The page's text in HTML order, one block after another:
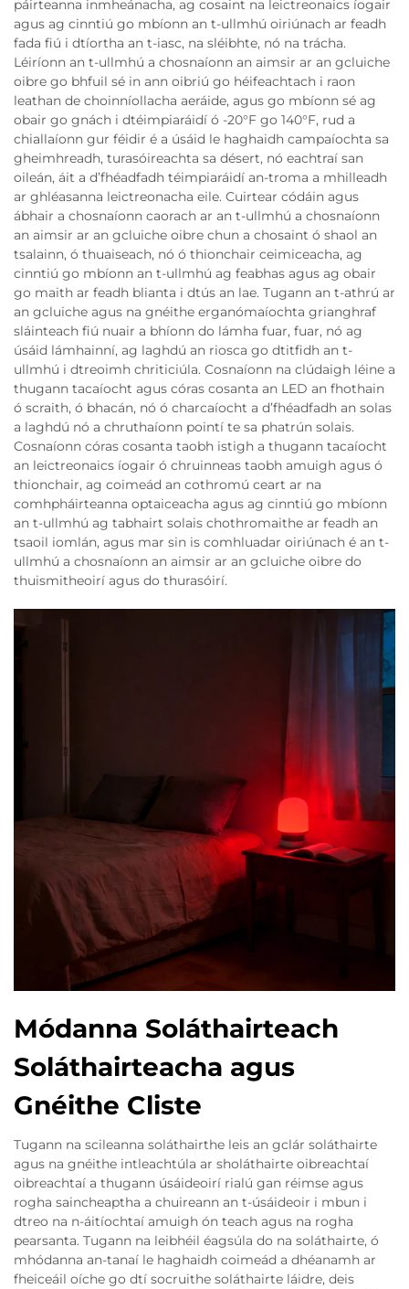
páirteanna inmheánacha, ag cosaint na leictreonaics íogair
agus ag cinntiú go mbíonn an t-ullmhú oiriúnach ar feadh
fada fiú i dtíortha an t-iasc, na sléibhte, nó na trácha.
Léiríonn an t-ullmhú a chosnaíonn an aimsir ar an gcluiche
oibre go bhfuil sé in ann oibriú go héifeachtach i raon
leathan de choinníollacha aeráide, agus go mbíonn sé ag
obair go gnách i dtéimpiaráidí ó -20°F go 140°F, rud a
chiallaíonn gur féidir é a úsáid le haghaidh campaíochta sa
gheimhreadh, turasóireachta sa désert, nó eachtraí san
oileán, áit a d’fhéadfadh téimpiaráidí an-troma a mhilleadh
ar ghléasanna leictreonacha eile. Cuirtear códáin agus
ábhair a chosnaíonn caorach ar an t-ullmhú a chosnaíonn
an aimsir ar an gcluiche oibre chun a chosaint ó shaol an
tsalainn, ó thuaiseach, nó ó thionchair ceimiceacha, ag
cinntiú go mbíonn an t-ullmhú ag feabhas agus ag obair
go maith ar feadh blianta i dtús an lae. Tugann an t-athrú ar
an gcluiche agus na gnéithe erganómaíochta grianghraf
sláinteach fiú nuair a bhíonn do lámha fuar, fuar, nó ag
úsáid lámhainní, ag laghdú an riosca go dtitfidh an t-
ullmhú i dtreoimh chriticiúla. Cosnaíonn na clúdaigh léine a
thugann tacaíocht agus córas cosanta an LED an fhothain
ó scraith, ó bhacán, nó ó charcaíocht a d’fhéadfadh an solas
a laghdú nó a chruthaíonn pointí te sa phatrún solais.
Cosnaíonn córas cosanta taobh istigh a thugann tacaíocht
an leictreonaics íogair ó chruinneas taobh amuigh agus ó
thionchair, ag coimeád an cothromú ceart ar na
comhpháirteanna optaiceacha agus ag cinntiú go mbíonn
an t-ullmhú ag tabhairt solais chothromaithe ar feadh an
tsaoil iomlán, agus mar sin is comhluadar oiriúnach é an t-
ullmhú a chosnaíonn an aimsir ar an gcluiche oibre do
thuismitheoirí agus do thurasóirí.
Módanna Soláthairteach
Soláthairteacha agus
Gnéithe Cliste
Tugann na scileanna soláthairthe leis an gclár soláthairte
agus na gnéithe intleachtúla ar sholáthairte oibreachtaí
oibreachtaí a thugann úsáideoirí rialú gan réimse agus
rogha saincheaptha a chuireann an t-úsáideoir i mbun i
dtreo na n-áitíochtaí amuigh ón teach agus na rogha
pearsanta. Tugann na leibhéil éagsúla do na soláthairte, ó
mhódanna an-tanaí le haghaidh coimeád a dhéanamh ar
fheiceáil oíche go dtí socruithe soláthairte láidre, deis